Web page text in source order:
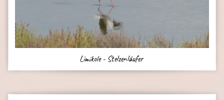
Limikole - Stelzenläufer